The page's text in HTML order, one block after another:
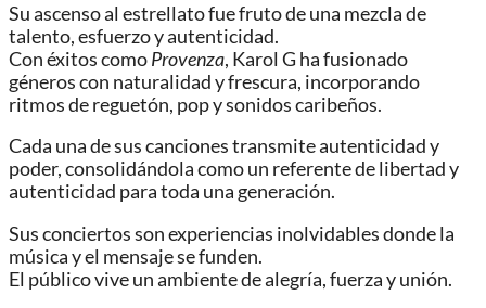
Su ascenso al estrellato fue fruto de una mezcla de
talento, esfuerzo y autenticidad.
Con éxitos comoProvenza, Karol G ha fusionado
géneros con naturalidad y frescura, incorporando
ritmos de reguetón, pop y sonidos caribeños.
Cada una de sus canciones transmite autenticidad y
poder, consolidándola como un referente de libertad y
autenticidad para toda una generación.
Sus conciertos son experiencias inolvidables donde la
música y el mensaje se funden.
El público vive un ambiente de alegría, fuerza y unión.